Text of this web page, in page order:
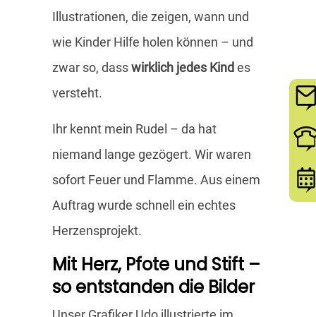
Illustrationen, die zeigen, wann und
wie Kinder Hilfe holen können – und
zwar so, dasswirklich jedes Kind es
versteht.
Ihr kennt mein Rudel – da hat
niemand lange gezögert. Wir waren
sofort Feuer und Flamme. Aus einem
Auftrag wurde schnell ein echtes
Herzensprojekt.
Mit Herz, Pfote und Stift –
so entstanden die Bilder